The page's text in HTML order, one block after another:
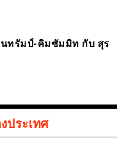
ทรัมป์-คิมซัมมิท กับ สุร
ประเทศ